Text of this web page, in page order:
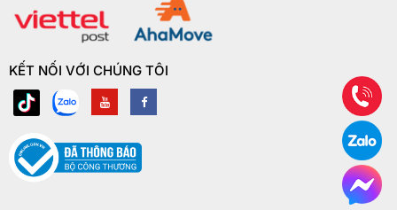
KẾT NỐI VỚI CHÚNG TÔI